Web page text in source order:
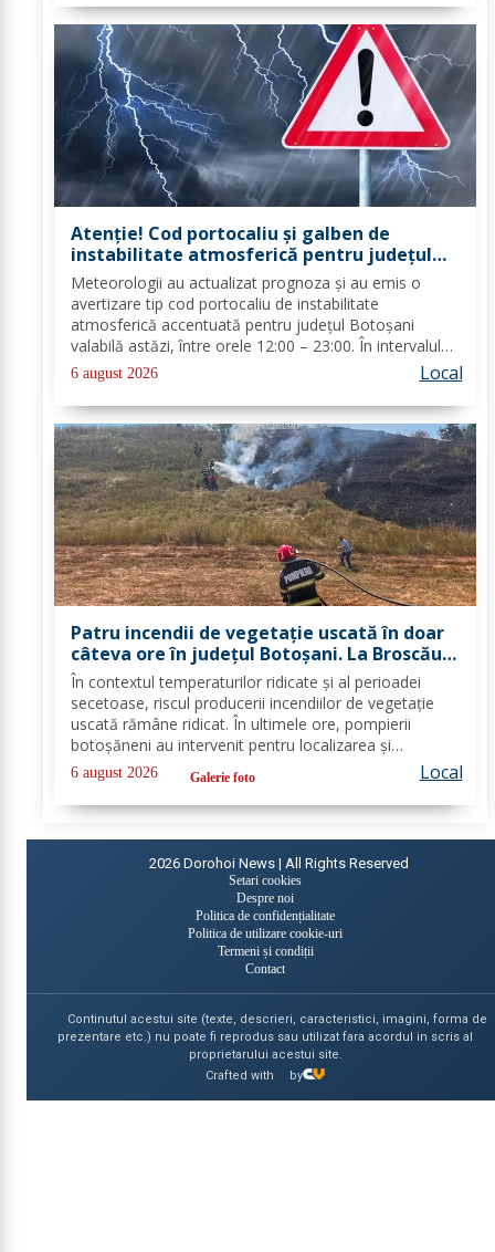
Atenție! Cod portocaliu și galben de
instabilitate atmosferică pentru județul
Botoșani
Meteorologii au actualizat prognoza și au emis o
avertizare tip cod portocaliu de instabilitate
atmosferică accentuată pentru județul Botoșani
valabilă astăzi, între orele 12:00 – 23:00. În intervalul
menționat vor fi perioade cu instabilitate atmosferică
accentuată ce se va manifesta prin...
6 august 2026 Local
Patru incendii de vegetație uscată în doar
câteva ore în județul Botoșani. La Broscăuți
a ars un hectar de vegetație
În contextul temperaturilor ridicate și al perioadei
secetoase, riscul producerii incendiilor de vegetație
uscată rămâne ridicat. În ultimele ore, pompierii
botoșăneni au intervenit pentru localizarea și
lichidarea a patru incendii de vegetație uscată,
produse în următoarele localități: Broscăuți –...
6 august 2026 Galerie foto Local
2026 Dorohoi News | All Rights Reserved
Setari cookies
Despre noi
Politica de confidențialitate
Politica de utilizare cookie-uri
Termeni și condiții
Contact
Continutul acestui site (texte, descrieri, caracteristici, imagini, forma de
prezentare etc.) nu poate fi reprodus sau utilizat fara acordul in scris al
proprietarului acestui site.
Crafted with
by